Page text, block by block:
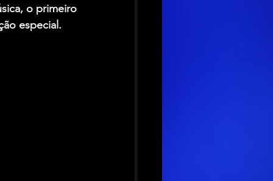
o primeiro
especial.